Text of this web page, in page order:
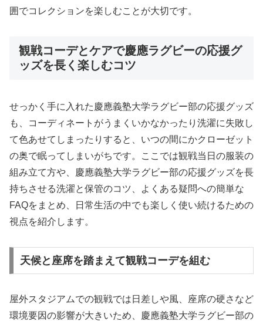
囲でコレクションを楽しむことが大切です。
観戦コーデとケアで慶應ラグビーの応援グ
ッズを長く楽しむコツ
せっかく手に入れた慶應義塾大学ラグビー部の応援グッズ
も、コーディネートがうまくいかなかったり洗濯に失敗し
て色あせてしまったりすると、いつの間にかクローゼット
の奥で眠ってしまいがちです。ここでは観戦当日の服装の
組み立て方や、慶應義塾大学ラグビー部の応援グッズを長
持ちさせる洗濯と保管のコツ、よくある疑問への簡単な
FAQをまとめ、日常生活の中でも楽しく使い続けるための
視点を紹介します。
天候と座席を踏まえて観戦コーデを組む
屋外スタジアムでの観戦では日差しや風、座席の硬さなど
環境要因の影響が大きいため、慶應義塾大学ラグビー部の